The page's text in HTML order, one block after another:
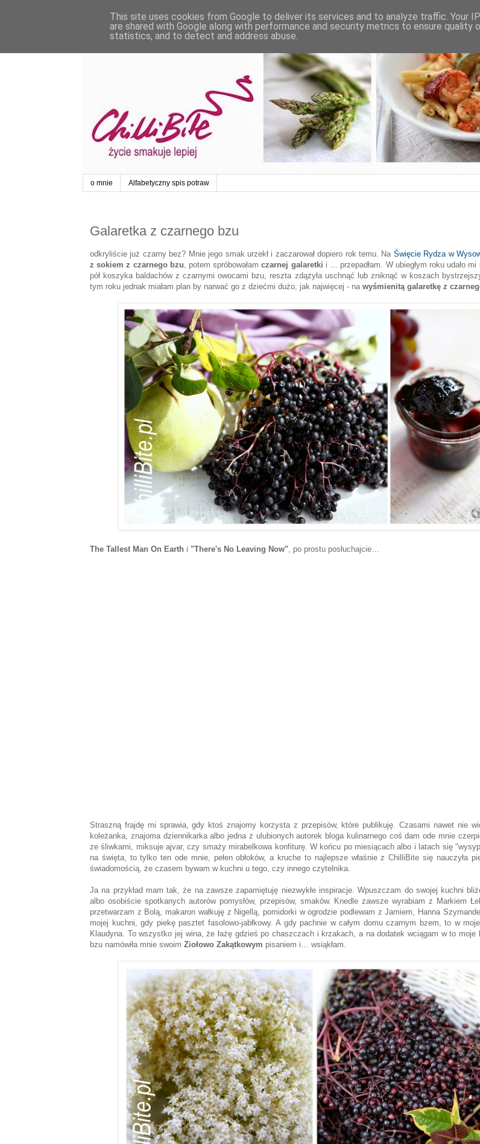
o mnie Alfabetyczny spis potraw
Galaretka z czarnego bzu
odkryliście już czarny bez? Mnie jego smak urzekł i zaczarował dopiero rok temu. Na Święcie Rydza w
z sokiem z czarnego bzu, potem spróbowałamczarnej galaretki i … przepadłam. W ubiegłym roku udało
pół koszyka baldachów z czarnymi owocami bzu, reszta zdążyła uschnąć lub zniknąć w koszach
tym roku jednak miałam plan by narwać go z dziećmi dużo, jak najwięcej - nawyśmienitą galaretkę z
The Tallest Man On Earth i "There's No Leaving Now", po prostu posłuchajcie…
Straszną frajdę mi sprawia, gdy ktoś znajomy korzysta z przepisów, które publikuję. Czasami nawet nie
koleżanka, znajoma dziennikarka albo jedna z ulubionych autorek bloga kulinarnego coś dam ode mnie
ze śliwkami, miksuje ajvar, czy smaży mirabelkowa konfiturę. W końcu po miesiącach albo i latach się
na święta, to tylko ten ode mnie, pełen obłoków, a kruche to najlepsze właśnie z ChilliBite się nauczyła
świadomością, że czasem bywam w kuchni u tego, czy innego czytelnika.
Ja na przykład mam tak, że na zawsze zapamiętuję niezwykłe inspiracje. Wpuszczam do swojej kuchni
albo osobiście spotkanych autorów pomysłów, przepisów, smaków. Knedle zawsze wyrabiam z Markiem
przetwarzam z Bolą, makaron wałkuję z Nigellą, pomidorki w ogrodzie podlewam z Jamiem, Hanna
mojej kuchni, gdy piekę pasztet fasolowo-jabłkowy. A gdy pachnie w całym domu czarnym bzem, to w
Klaudyna. To wszystko jej wina, że łażę gdzieś po chaszczach i krzakach, a na dodatek wciągam w to moje
bzu namówiła mnie swoim Ziołowo Zakątkowym pisaniem i… wsiąkłam.
This site uses cookies from Google to deliver its services and to analyze traffic. Your
are shared with Google along with performance and security metrics to ensure quality
statistics, and to detect and address abuse.